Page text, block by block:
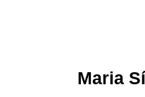
Maria